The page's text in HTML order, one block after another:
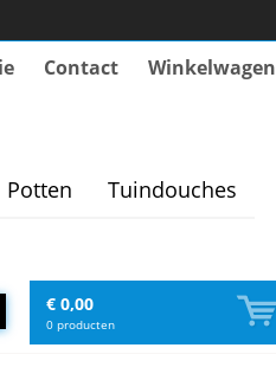
Contact Winkelwagen
Potten Tuindouches
€ 0,00
0 producten